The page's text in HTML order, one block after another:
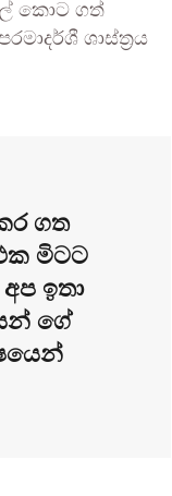
කොට ගත්
ශාස්ත්‍රය
ගත
මිටට
ඉතා
ගේ